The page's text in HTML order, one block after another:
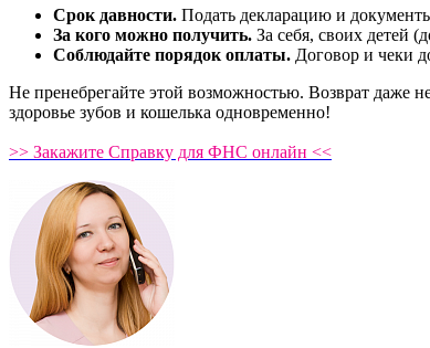
Срок давности. Подать декларацию и
За кого можно получить. За себя, своих детей
Соблюдайте порядок оплаты. Договор и чеки
Не пренебрегайте этой возможностью. Возврат даже
здоровье зубов и кошелька одновременно!
>> Закажите Справку для ФНС онлайн <<